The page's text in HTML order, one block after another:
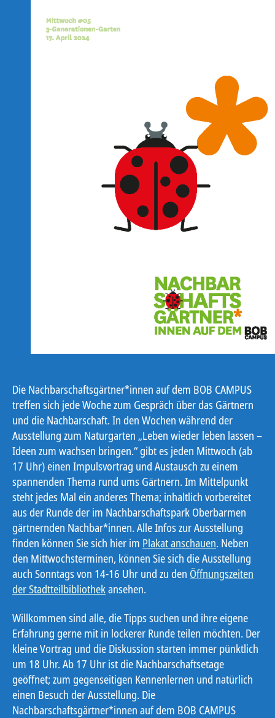
Die Nachbarschaftsgärtner*innen auf dem BOB CAMPUS
treffen sich jede Woche zum Gespräch über das Gärtnern
und die Nachbarschaft. In den Wochen während der
Ausstellung zum Naturgarten „Leben wieder leben lassen –
Ideen zum wachsen bringen.“ gibt es jeden Mittwoch (ab
17 Uhr) einen Impulsvortrag und Austausch zu einem
spannenden Thema rund ums Gärtnern. Im Mittelpunkt
steht jedes Mal ein anderes Thema; inhaltlich vorbereitet
aus der Runde der im Nachbarschaftspark Oberbarmen
gärtnernden Nachbar*innen. Alle Infos zur Ausstellung
finden können Sie sich hier im Plakat anschauen. Neben
den Mittwochsterminen, können Sie sich die Ausstellung
auch Sonntags von 14-16 Uhr und zu den Öffnungszeiten
der Stadtteilbibliothekansehen.
Willkommen sind alle, die Tipps suchen und ihre eigene
Erfahrung gerne mit in lockerer Runde teilen möchten. Der
kleine Vortrag und die Diskussion starten immer pünktlich
um 18 Uhr. Ab 17 Uhr ist die Nachbarschaftsetage
geöffnet; zum gegenseitigen Kennenlernen und natürlich
einen Besuch der Ausstellung. Die
Nachbarschaftsgärtner*innen auf dem BOB CAMPUS